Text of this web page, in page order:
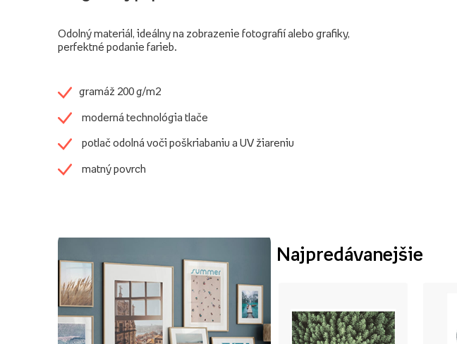
Odolný materiál, ideálny na zobrazenie fotografií alebo grafiky,
perfektné podanie farieb.
gramáž 200 g/m2
moderná technológia tlače
potlač odolná voči poškriabaniu a UV žiareniu
matný povrch
Najpredávanejšie